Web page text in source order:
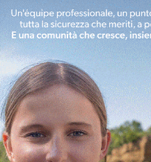
Figline Incisa Valdarno 1
Piscina di Figline
Pnrr, il gruppo di
ringraziamento al
Cronaca 3 Agosto 2026
Scomparso da una
Fiorentino l’uomo
Levane nel 2020